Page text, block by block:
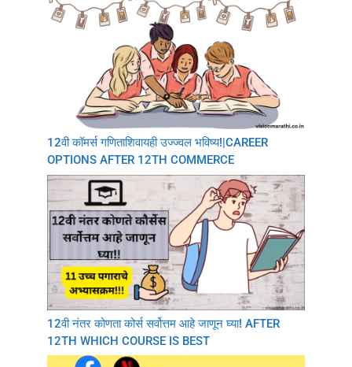
12वी कॉमर्स गणिताशिवायही उज्ज्वल भविष्य!|CAREER
OPTIONS AFTER 12TH COMMERCE
12वी नंतर कोणता कोर्स सर्वोत्तम आहे जाणून घ्या! AFTER
12TH WHICH COURSE IS BEST